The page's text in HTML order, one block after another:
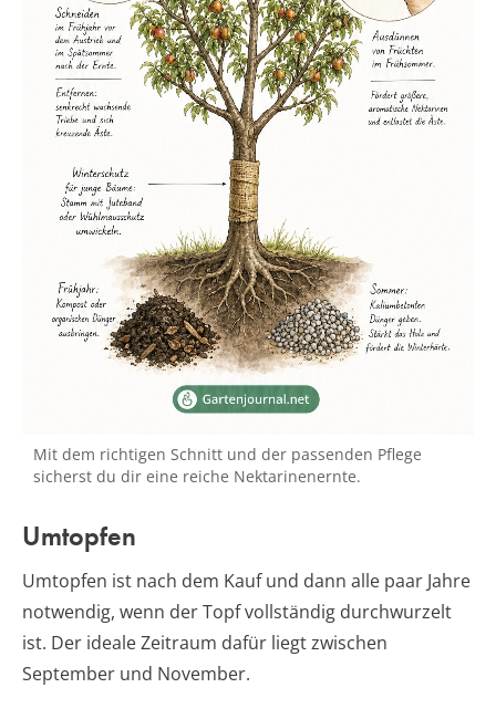
Mit dem richtigen Schnitt und der passenden Pflege
sicherst du dir eine reiche Nektarinenernte.
Umtopfen
Umtopfen ist nach dem Kauf und dann alle paar Jahre
notwendig, wenn der Topf vollständig durchwurzelt
ist. Der ideale Zeitraum dafür liegt zwischen
September und November.